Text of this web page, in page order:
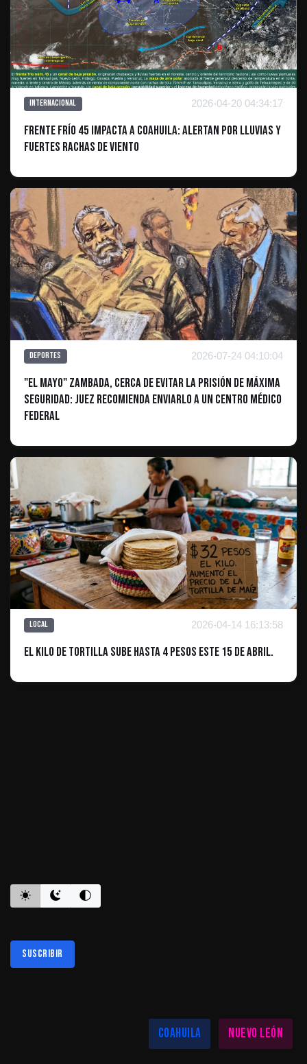
Internacional 2026-04-20 04:34:17
Frente Frío 45 impacta a Coahuila: alertan por lluvias y
fuertes rachas de viento
Deportes 2026-07-24 04:10:04
"El Mayo" Zambada, cerca de evitar la prisión de máxima
seguridad: Juez recomienda enviarlo a un centro médico
federal
Local 2026-04-14 16:13:58
El kilo de tortilla sube hasta 4 pesos este 15 de abril.
Suscribir
Coahuila
Nuevo León